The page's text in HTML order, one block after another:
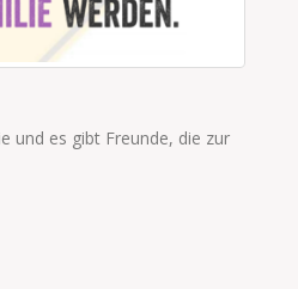
und es gibt Freunde, die zur